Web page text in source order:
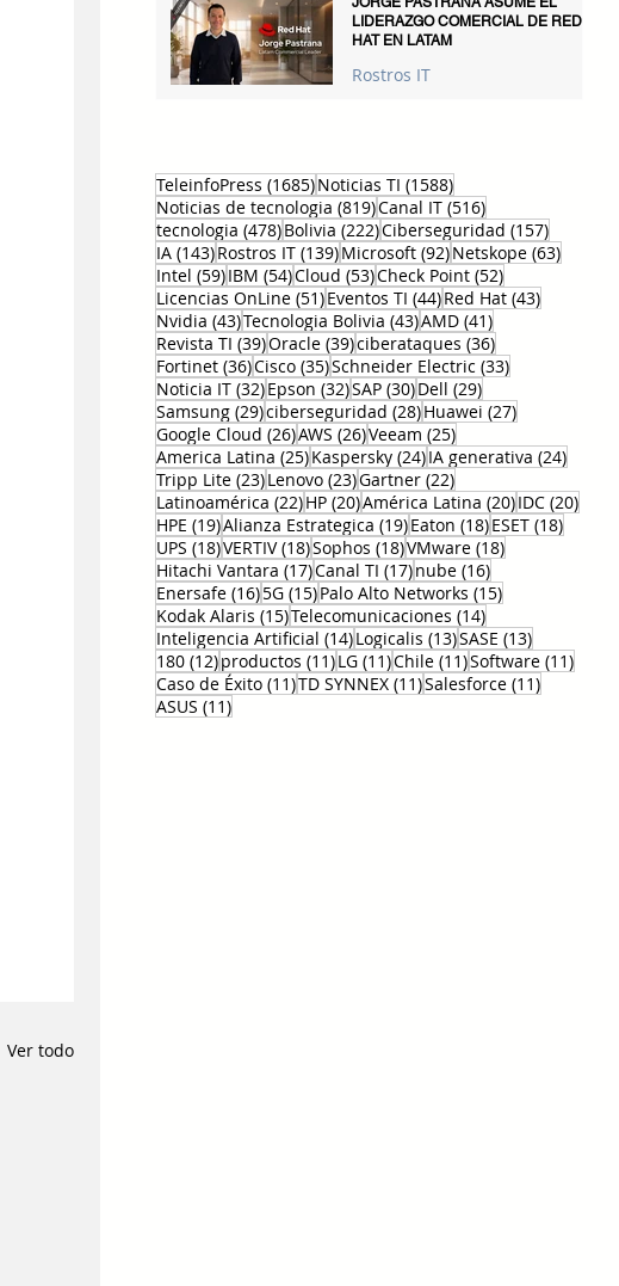
Ver todo
LIDERAZGO COMERCIAL DE RED
HAT EN LATAM
Rostros IT
TeleinfoPress (1685)1685 entradas
Noticias TI (1588)1588 entradas
Noticias de tecnologia (819)819 entradas
Canal IT (516)516 entradas
tecnologia (478)478 entradas
Bolivia (222)222 entradas
Ciberseguridad (157)157
IA (143)143 entradas
Rostros IT (139)139 entradas
Microsoft (92)92 entradas
Netskope (63)63
Intel (59)59 entradas
IBM (54)54 entradas
Cloud (53)53 entradas
Check Point (52)52 entradas
Licencias OnLine (51)51 entradas
Eventos TI (44)44 entradas
Red Hat (43)43
Nvidia (43)43 entradas
Tecnologia Bolivia (43)43 entradas
AMD (41)41 entradas
Revista TI (39)39 entradas
Oracle (39)39 entradas
ciberataques (36)36 entradas
Fortinet (36)36 entradas
Cisco (35)35 entradas
Schneider Electric (33)33 entradas
Noticia IT (32)32 entradas
Epson (32)32 entradas
SAP (30)30 entradas
Dell (29)29 entradas
Samsung (29)29 entradas
ciberseguridad (28)28 entradas
Huawei (27)27 entradas
Google Cloud (26)26 entradas
AWS (26)26 entradas
Veeam (25)25 entradas
America Latina (25)25 entradas
Kaspersky (24)24 entradas
IA generativa (24)24
Tripp Lite (23)23 entradas
Lenovo (23)23 entradas
Gartner (22)22 entradas
Latinoamérica (22)22 entradas
HP (20)20 entradas
América Latina (20)20 entradas
IDC (20)20
HPE (19)19 entradas
Alianza Estrategica (19)19 entradas
Eaton (18)18 entradas
ESET (18)18
UPS (18)18 entradas
VERTIV (18)18 entradas
Sophos (18)18 entradas
VMware (18)18 entradas
Hitachi Vantara (17)17 entradas
Canal TI (17)17 entradas
nube (16)16 entradas
Enersafe (16)16 entradas
5G (15)15 entradas
Palo Alto Networks (15)15 entradas
Kodak Alaris (15)15 entradas
Telecomunicaciones (14)14 entradas
Inteligencia Artificial (14)14 entradas
Logicalis (13)13 entradas
SASE (13)13
180 (12)12 entradas
productos (11)11 entradas
LG (11)11 entradas
Chile (11)11 entradas
Software (11)11
Caso de Éxito (11)11 entradas
TD SYNNEX (11)11 entradas
Salesforce (11)11
ASUS (11)11 entradas